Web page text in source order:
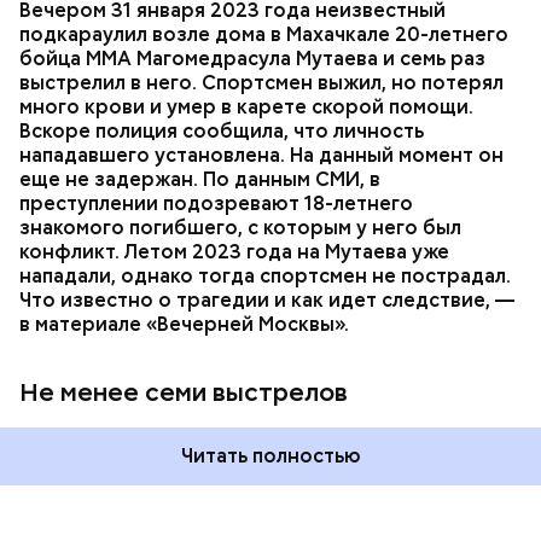
Вечером 31 января 2023 года неизвестный
подкараулил возле дома в Махачкале 20-летнего
бойца ММА Магомедрасула Мутаева и семь раз
выстрелил в него. Спортсмен выжил, но потерял
много крови и умер в карете скорой помощи.
Вскоре полиция сообщила, что личность
нападавшего установлена. На данный момент он
еще не задержан. По данным СМИ, в
преступлении подозревают 18-летнего
знакомого погибшего, с которым у него был
конфликт. Летом 2023 года на Мутаева уже
нападали, однако тогда спортсмен не пострадал.
Что известно о трагедии и как идет следствие, —
в материале «Вечерней Москвы».
Не менее семи выстрелов
Очевидцы трагедии вызвали полицию и скорую
помощь, однако врачи оказались бессильны —
пострадавший умер по пути в больницу.
Читать полностью
СПОРТ СЛЕДСТВЕННЫЙ КОМИТЕТ
ММА
РЕСПУБЛИКА ДАГЕСТАН
СМЕРТЬ
— Мое глубокое убеждение — нельзя быть
одновременно хорошим специалистом и хорошей
мамой. Я выбрала второе, ну а пример — мои
родители, воспитавшие шестерых детей в любви и
достатке, —рассказывала Логинова местной
газете.